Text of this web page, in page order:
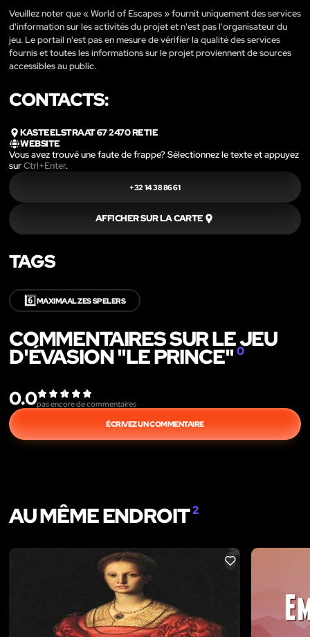
Veuillez noter que « World of Escapes » fournit uniquement des services
d'information sur les activités du projet et n'est pas l'organisateur du
jeu. Le portail n'est pas en mesure de vérifier la qualité des services
fournis et toutes les informations sur le projet proviennent de sources
accessibles au public.
CONTACTS:
KASTEELSTRAAT 67 2470 RETIE
WEBSITE
Vous avez trouvé une faute de frappe? Sélectionnez le texte et appuyez
surCtrl+Enter.
+32 14 38 86 61
AFFICHER SUR LA CARTE
TAGS
6️⃣MAXIMAAL ZES SPELERS
COMMENTAIRES SUR LE JEU
D'ÉVASION "LE PRINCE"0
0.0pas encore de commentaires
ÉCRIVEZ UN COMMENTAIRE
AU MÊME ENDROIT2
LIKE